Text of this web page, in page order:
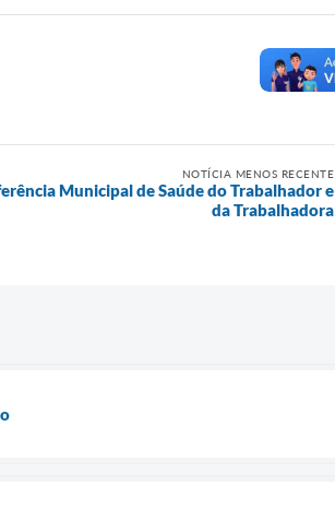
NOTÍCIA MENOS RECENTE
Municipal de Saúde do Trabalhador e
da Trabalhadora